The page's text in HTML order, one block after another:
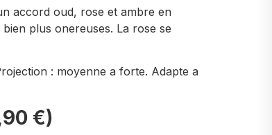
accord oud, rose et ambre en
plus onereuses. La rose se
: moyenne a forte. Adapte a
€)